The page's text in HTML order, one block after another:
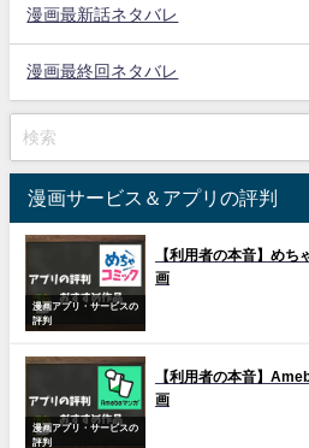
漫画最新話ネタバレ
漫画最終回ネタバレ
漫画サービス＆アプリの評判
漫画アプリ・サービスの
評判
【利用者の本音】めち
画
漫画アプリ・サービスの
評判
【利用者の本音】
画